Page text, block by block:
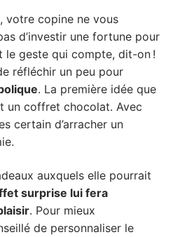
votre copine ne vous
d’investir une fortune pour
le geste qui compte, dit-on !
réfléchir un peu pour
. La première idée que
un coffret chocolat. Avec
certain d’arracher un
auxquels elle pourrait
surprise lui fera
. Pour mieux
de personnaliser le